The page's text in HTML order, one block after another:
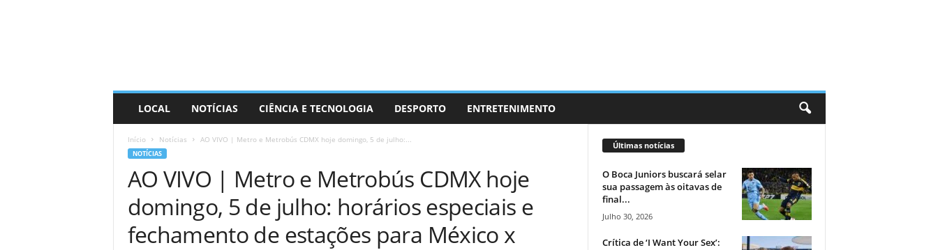
LOCAL NOTÍCIAS CIÊNCIA E TECNOLOGIA DESPORTO ENTRETENIMENTO
Início Notícias AO VIVO | Metro e Metrobús CDMX hoje domingo, 5 de julho:...
NOTÍCIAS
AO VIVO | Metro e Metrobús CDMX hoje
domingo, 5 de julho: horários especiais e
fechamento de estações para México x
Últimas notícias
O Boca Juniors buscará selar
sua passagem às oitavas de
final...
Julho 30, 2026
Crítica de ‘I Want Your Sex’: